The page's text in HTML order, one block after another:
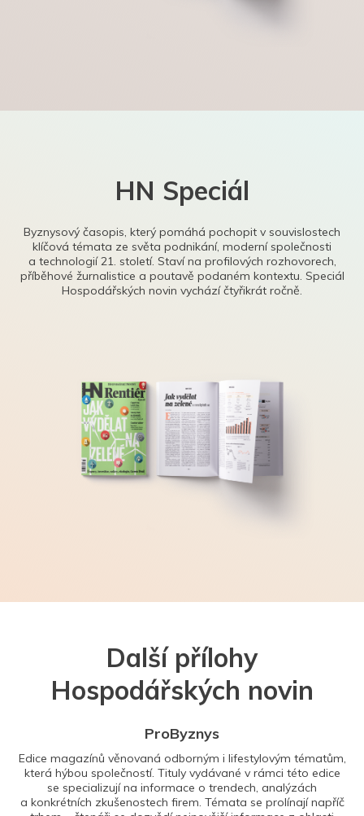
HN Speciál
Byznysový časopis, který pomáhá pochopit v souvislostech
klíčová témata ze světa podnikání, moderní společnosti
a technologií 21. století. Staví na profilových rozhovorech,
příběhové žurnalistice a poutavě podaném kontextu. Speciál
Hospodářských novin vychází čtyřikrát ročně.
Další přílohy
Hospodářských novin
ProByznys
Edice magazínů věnovaná odborným i lifestylovým tématům,
která hýbou společností. Tituly vydávané v rámci této edice
se specializují na informace o trendech, analýzách
a konkrétních zkušenostech firem. Témata se prolínají napříč